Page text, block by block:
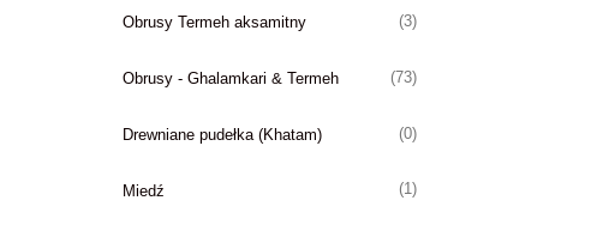
Obrusy Termeh aksamitny (3)
Obrusy - Ghalamkari & Termeh (73)
Drewniane pudełka (Khatam) (0)
Miedź (1)